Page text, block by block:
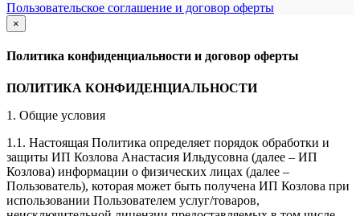
Пользовательское соглашение и договор оферты
×
закрыть
Политика конфиденциальности и договор оферты
ПОЛИТИКА КОНФИДЕНЦИАЛЬНОСТИ
1. Общие условия
1.1. Настоящая Политика определяет порядок обработки и
защиты ИП Козлова Анастасия Ильдусовна (далее – ИП
Козлова) информации о физических лицах (далее –
Пользователь), которая может быть получена ИП Козлова при
использовании Пользователем услуг/товаров,